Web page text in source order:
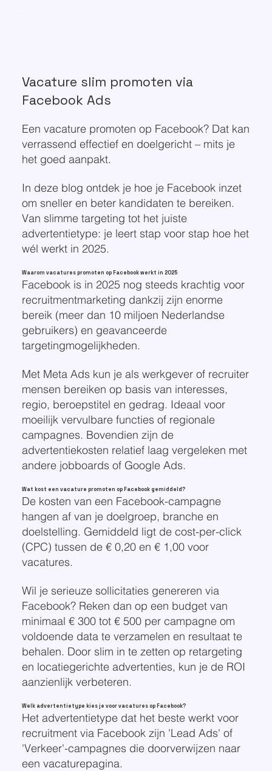
Vacature slim promoten via
Facebook Ads
Een vacature promoten op Facebook? Dat kan
verrassend effectief en doelgericht – mits je
het goed aanpakt.
In deze blog ontdek je hoe je Facebook inzet
om sneller en beter kandidaten te bereiken.
Van slimme targeting tot het juiste
advertentietype: je leert stap voor stap hoe het
wél werkt in 2025.
Waarom vacatures promoten op Facebook werkt in 2025
Facebook is in 2025 nog steeds krachtig voor
recruitmentmarketing dankzij zijn enorme
bereik (meer dan 10 miljoen Nederlandse
gebruikers) en geavanceerde
targetingmogelijkheden.
Met Meta Ads kun je als werkgever of recruiter
mensen bereiken op basis van interesses,
regio, beroepstitel en gedrag. Ideaal voor
moeilijk vervulbare functies of regionale
campagnes. Bovendien zijn de
advertentiekosten relatief laag vergeleken met
andere jobboards of Google Ads.
Wat kost een vacature promoten op Facebook gemiddeld?
De kosten van een Facebook-campagne
hangen af van je doelgroep, branche en
doelstelling. Gemiddeld ligt de cost-per-click
(CPC) tussen de € 0,20 en € 1,00 voor
vacatures.
Wil je serieuze sollicitaties genereren via
Facebook? Reken dan op een budget van
minimaal € 300 tot € 500 per campagne om
voldoende data te verzamelen en resultaat te
behalen. Door slim in te zetten op retargeting
en locatiegerichte advertenties, kun je de ROI
aanzienlijk verbeteren.
Welk advertentietype kies je voor vacatures op Facebook?
Het advertentietype dat het beste werkt voor
recruitment via Facebook zijn 'Lead Ads' of
'Verkeer'-campagnes die doorverwijzen naar
een vacaturepagina.